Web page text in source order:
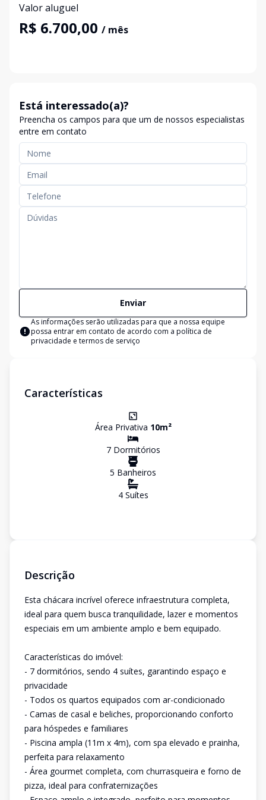
Valor aluguel
R$ 6.700,00 / mês
Está interessado(a)?
Preencha os campos para que um de nossos especialistas
entre em contato
Enviar
As informações serão utilizadas para que a nossa equipe
possa entrar em contato de acordo com a política de
privacidade e termos de serviço
Características
Área Privativa 10m²
7Dormitórios
5 Banheiros
4Suítes
Descrição
Esta chácara incrível oferece infraestrutura completa,
ideal para quem busca tranquilidade, lazer e momentos
especiais em um ambiente amplo e bem equipado.
Características do imóvel:
- 7 dormitórios, sendo 4 suítes, garantindo espaço e
privacidade
- Todos os quartos equipados com ar-condicionado
- Camas de casal e beliches, proporcionando conforto
para hóspedes e familiares
- Piscina ampla (11m x 4m), com spa elevado e prainha,
perfeita para relaxamento
- Área gourmet completa, com churrasqueira e forno de
pizza, ideal para confraternizações